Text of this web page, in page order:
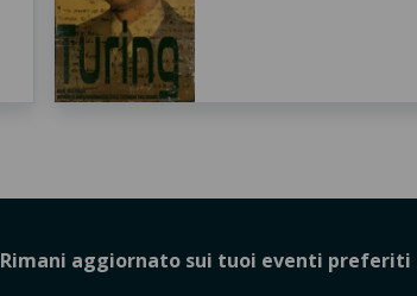
Rimani aggiornato sui tuoi eventi preferiti